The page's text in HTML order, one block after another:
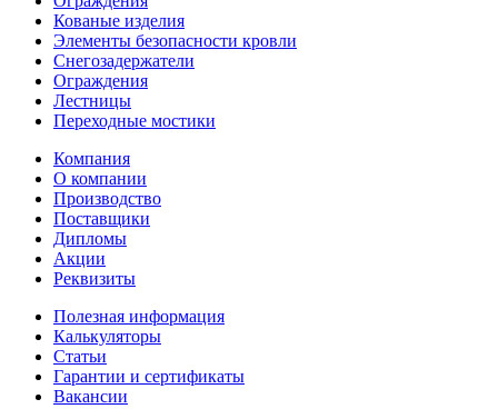
Кованые изделия
Элементы безопасности кровли
Снегозадержатели
Ограждения
Лестницы
Переходные мостики
Компания
О компании
Производство
Поставщики
Дипломы
Акции
Реквизиты
Полезная информация
Калькуляторы
Статьи
Гарантии и сертификаты
Вакансии